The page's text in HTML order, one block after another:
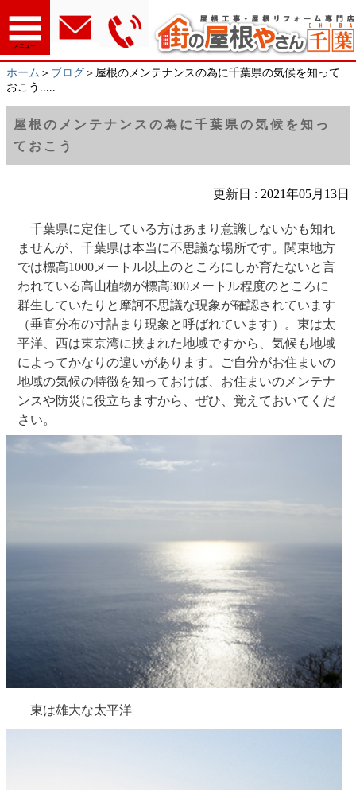
メニュー
ホーム ＞ ブログ ＞屋根のメンテナンスの為に千葉県の気候を知って
おこう.....
屋根のメンテナンスの為に千葉県の気候を知っ
ておこう
更新日 : 2021年05月13日
千葉県に定住している方はあまり意識しないかも知れ
ませんが、千葉県は本当に不思議な場所です。関東地方
では標高1000メートル以上のところにしか育たないと言
われている高山植物が標高300メートル程度のところに
群生していたりと摩訶不思議な現象が確認されています
（垂直分布の寸詰まり現象と呼ばれています）。東は太
平洋、西は東京湾に挟まれた地域ですから、気候も地域
によってかなりの違いがあります。ご自分がお住まいの
地域の気候の特徴を知っておけば、お住まいのメンテナ
ンスや防災に役立ちますから、ぜひ、覚えておいてくだ
さい。
東は雄大な太平洋